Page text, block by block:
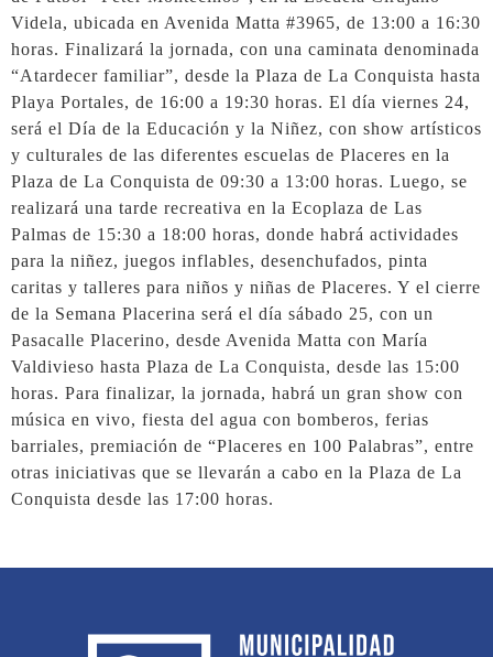
Videla, ubicada en Avenida Matta #3965, de 13:00 a 16:30
horas. Finalizará la jornada, con una caminata denominada
“Atardecer familiar”, desde la Plaza de La Conquista hasta
Playa Portales, de 16:00 a 19:30 horas. El día viernes 24,
será el Día de la Educación y la Niñez, con show artísticos
y culturales de las diferentes escuelas de Placeres en la
Plaza de La Conquista de 09:30 a 13:00 horas. Luego, se
realizará una tarde recreativa en la Ecoplaza de Las
Palmas de 15:30 a 18:00 horas, donde habrá actividades
para la niñez, juegos inflables, desenchufados, pinta
caritas y talleres para niños y niñas de Placeres. Y el cierre
de la Semana Placerina será el día sábado 25, con un
Pasacalle Placerino, desde Avenida Matta con María
Valdivieso hasta Plaza de La Conquista, desde las 15:00
horas. Para finalizar, la jornada, habrá un gran show con
música en vivo, fiesta del agua con bomberos, ferias
barriales, premiación de “Placeres en 100 Palabras”, entre
otras iniciativas que se llevarán a cabo en la Plaza de La
Conquista desde las 17:00 horas.